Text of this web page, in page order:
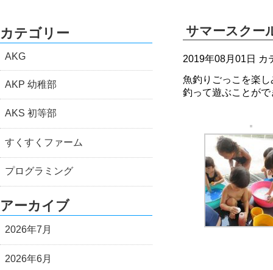
サマースク
2019年08月01日 カ
魚釣りごっこを楽
釣って遊ぶことが
カテゴリー
AKG
AKP 幼稚部
AKS 初等部
すくすくファーム
プログラミング
アーカイブ
2026年7月
2026年6月